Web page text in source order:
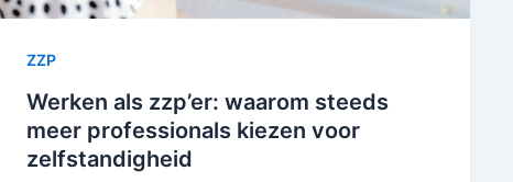
ZZP
Werken als zzp’er: waarom steeds
meer professionals kiezen voor
zelfstandigheid